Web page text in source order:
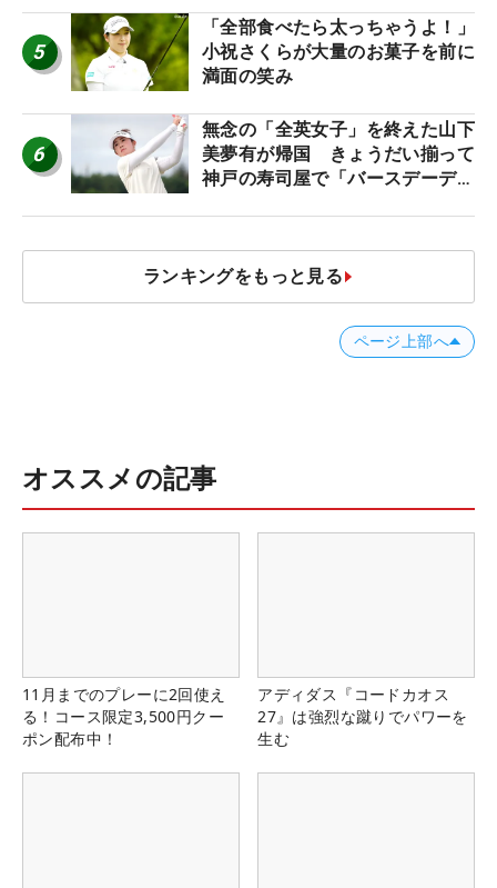
5
「全部食べたら太っちゃうよ！」
小祝さくらが大量のお菓子を前に
満面の笑み
6
無念の「全英女子」を終えた山下
美夢有が帰国 きょうだい揃って
神戸の寿司屋で「バースデーディ
ランキングをもっと見る
ページ上部へ
オススメの記事
11月までのプレーに2回使え
る！コース限定3,500円クー
ポン配布中！
アディダス『コードカオス
27』は強烈な蹴りでパワーを
生む